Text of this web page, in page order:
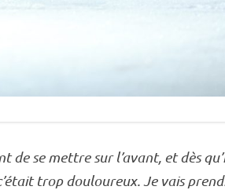
se mettre sur l’avant, et dès
trop douloureux. Je vais